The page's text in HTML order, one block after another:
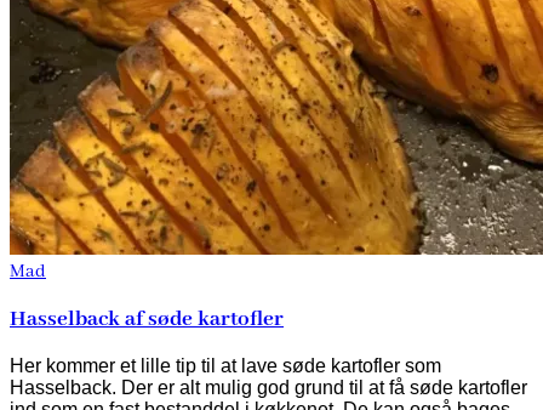
Mad
Hasselback af søde kartofler
Her kommer et lille tip til at lave søde kartofler som
Hasselback. Der er alt mulig god grund til at få søde kartofler